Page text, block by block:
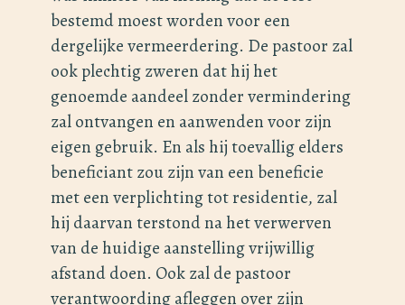
bestemd moest worden voor een
dergelijke vermeerdering. De pastoor zal
ook plechtig zweren dat hij het
genoemde aandeel zonder vermindering
zal ontvangen en aanwenden voor zijn
eigen gebruik. En als hij toevallig elders
beneficiant zou zijn van een beneficie
met een verplichting tot residentie, zal
hij daarvan terstond na het verwerven
van de huidige aanstelling vrijwillig
afstand doen. Ook zal de pastoor
verantwoording afleggen over zijn